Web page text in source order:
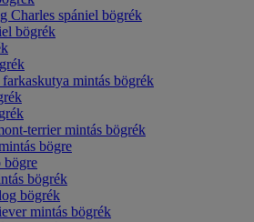
Charles spániel bögrék
bögrék
mintás bögrék
terrier mintás bögrék
bögre
bögre
bögrék
bögrék
mintás bögrék